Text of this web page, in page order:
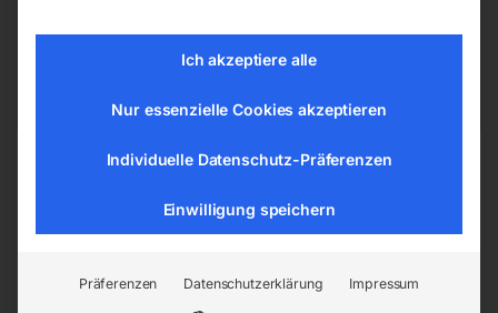
Ich akzeptiere alle
Nur essenzielle Cookies akzeptieren
Individuelle Datenschutz-Präferenzen
Einwilligung speichern
Präferenzen Datenschutzerklärung Impressum